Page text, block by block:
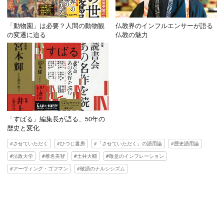
「動物園」は必要？人間の動物観
の変遷に迫る
仏教界のインフルエンサーが語る
仏教の魅力
「すばる」編集長が語る、50年の
歴史と変化
させていただく ひつじ書房 「させていただく」の語用論
歴史語用論
法政大学
椎名美智 土井大輔
敬意のインフレーション
アーヴィング・ゴフマン
敬語のナルシシズム